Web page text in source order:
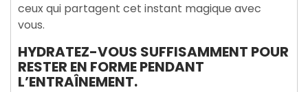
ceux qui partagent cet instant magique avec
vous.
HYDRATEZ-VOUS SUFFISAMMENT POUR
RESTER EN FORME PENDANT
L’ENTRAÎNEMENT.